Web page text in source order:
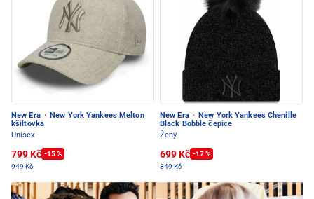
New Era · New York Yankees Melton
kšiltovka
Unisex
799 Kč -15 %
949 Kč
New Era · New York Yankees Chenille
Black Bobble čepice
Ženy
699 Kč -17 %
849 Kč